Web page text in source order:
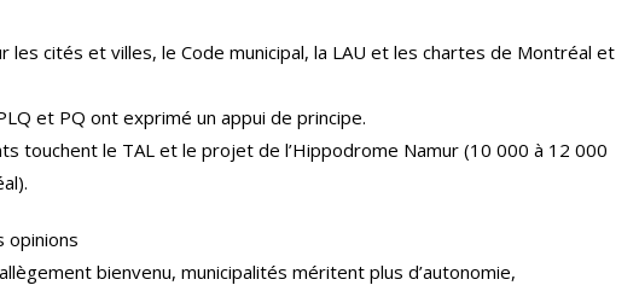
les cités et villes, le Code municipal, la LAU et les chartes de Montréal et
et PQ ont exprimé un appui de principe.
touchent le TAL et le projet de l’Hippodrome Namur (10 000 à 12 000
opinions
bienvenu, municipalités méritent plus d’autonomie,